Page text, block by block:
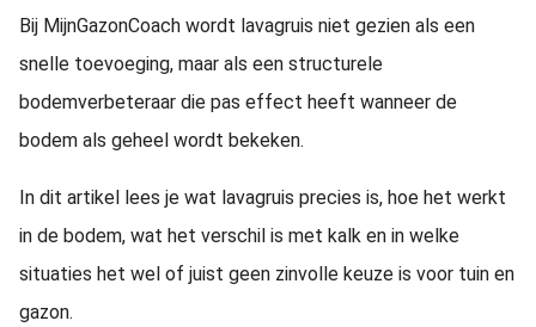
Bij MijnGazonCoach wordt lavagruis niet gezien als een
snelle toevoeging, maar als een structurele
bodemverbeteraar die pas effect heeft wanneer de
bodem als geheel wordt bekeken.
In dit artikel lees je wat lavagruis precies is, hoe het werkt
in de bodem, wat het verschil is met kalk en in welke
situaties het wel of juist geen zinvolle keuze is voor tuin en
gazon.